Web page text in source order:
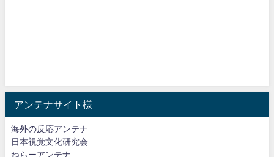
アンテナサイト様
海外の反応アンテナ
日本視覚文化研究会
ねらーアンテナ